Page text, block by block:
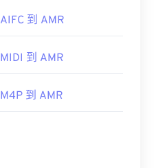
AIFC 到 AMR
MIDI 到 AMR
M4P 到 AMR